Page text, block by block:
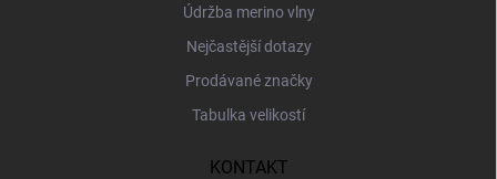
Údržba merino vlny
Nejčastější dotazy
Prodávané značky
Tabulka velikostí
KONTAKT